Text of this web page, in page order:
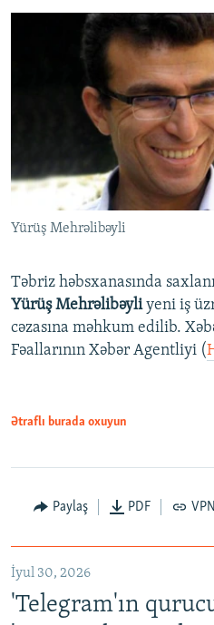
Yürüş Mehrəlibəyli
Təbriz həbsxanasında
Yürüş Mehrəlibəyliyeni iş
cəzasına məhkum edilib.
Fəallarının Xəbər Agentliyi (
Ətraflı burada oxuyun
Paylaş PDF
İyul 30, 2026
'Telegram'ın